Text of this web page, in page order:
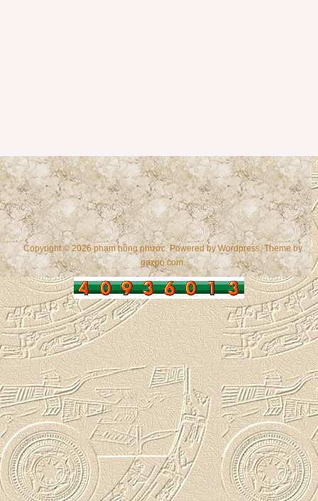
Copyright © 2026 phạm hồng phước. Powered byWordpress, Theme by
gazpo.com.